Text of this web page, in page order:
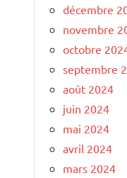
décembre
novembre
octobre
septembre
août 2024
juin 2024
mai 2024
avril 2024
mars 2024